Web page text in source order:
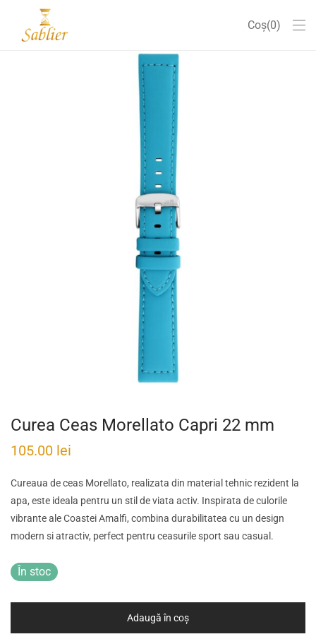
Coș 0
Curea Ceas Morellato Capri 22 mm
105.00 lei
Cureaua de ceas Morellato, realizata din material tehnic rezident la
apa, este ideala pentru un stil de viata activ. Inspirata de culorile
vibrante ale Coastei Amalfi, combina durabilitatea cu un design
modern si atractiv, perfect pentru ceasurile sport sau casual.
În stoc
Adaugă în coș